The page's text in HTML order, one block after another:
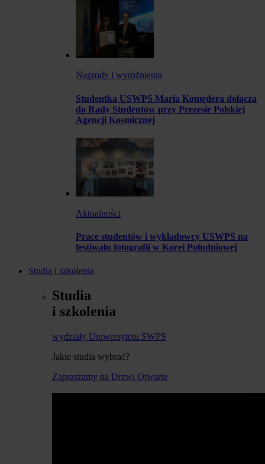
Nagrody i wyróżnienia
Studentka USWPS Maria Komędera dołącza
do Rady Studentów przy Prezesie Polskiej
Agencji Kosmicznej
Aktualności
Prace studentów i wykładowcy USWPS na
festiwalu fotografii w Korei Południowej
Studia i szkolenia
Studia
i szkolenia
wydziały Uniwersytetu SWPS
Jakie studia wybrać?
Zapraszamy na Drzwi Otwarte